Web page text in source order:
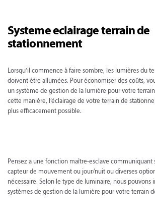
Systeme eclairage terrain de
stationnement
Lorsqu’il commence à faire sombre, les lumières du
doivent être allumées. Pour économiser des coûts,
un système de gestion de la lumière pour votre
cette manière, l’éclairage de votre terrain de
plus efficacement possible.
Pensez a une fonction maître-esclave communiquant
capteur de mouvement ou jour/nuit ou diverses
nécessaire. Selon le type de luminaire, nous pouvons
systèmes de gestion de la lumière pour votre terrain